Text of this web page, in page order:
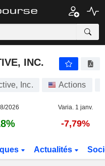
INC.
Inc. Actions
2026 Varia. 1 janv.
-7,79%
Actualités